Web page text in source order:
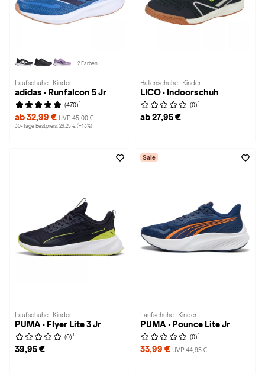
+2 Farben
Laufschuhe · Kinder
adidas · Runfalcon 5 Jr
(470) 1
ab 32,99 € UVP 45,00 €
30-Tage Bestpreis: 29,25 € (+13%)
Hallenschuhe · Kinder
LICO · Indoorschuh
(0) 1
ab 27,95 €
Laufschuhe · Kinder
PUMA · Flyer Lite 3 Jr
(0) 1
39,95 €
Sale
Laufschuhe · Kinder
PUMA · Pounce Lite Jr
(0) 1
33,99 € UVP 44,95 €